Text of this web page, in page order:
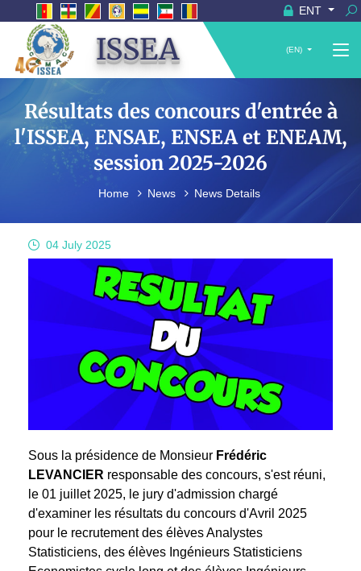
ENT
ISSEA (EN)
Résultats des concours d'entrée à
l'ISSEA, ENSAE, ENSEA et ENEAM,
session 2025-2026
Home News News Details
04 July 2025
Sous la présidence de Monsieur Frédéric
LEVANCIER responsable des concours, s'est réuni,
le 01 juillet 2025, le jury d'admission chargé
d'examiner les résultats du concours d'Avril 2025
pour le recrutement des élèves Analystes
Statisticiens, des élèves Ingénieurs Statisticiens